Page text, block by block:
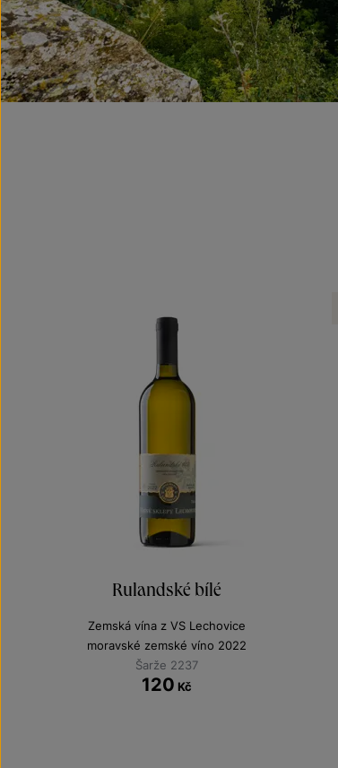
Rulandské bílé
Zemská vína z VS Lechovice
moravské zemské víno 2022
Šarže 2237
120 Kč